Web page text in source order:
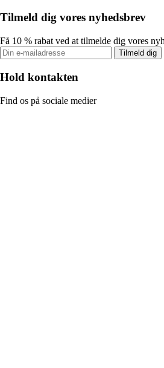
Tilmeld dig vores nyhedsbrev
Få 10 % rabat ved at tilmelde dig vores
Tilmeld dig
Hold kontakten
Find os på sociale medier